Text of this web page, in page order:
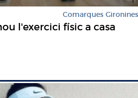
Comarques Gironines
l'exercici físic a casa